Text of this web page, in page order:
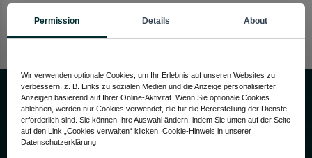
Permission Details About
Wir verwenden optionale Cookies, um Ihr Erlebnis auf unseren Websites zu
verbessern, z. B. Links zu sozialen Medien und die Anzeige personalisierter
Anzeigen basierend auf Ihrer Online-Aktivität. Wenn Sie optionale Cookies
ablehnen, werden nur Cookies verwendet, die für die Bereitstellung der Dienste
erforderlich sind. Sie können Ihre Auswahl ändern, indem Sie unten auf der Seite
auf den Link „Cookies verwalten“ klicken. Cookie-Hinweis in unserer
Datenschutzerklärung